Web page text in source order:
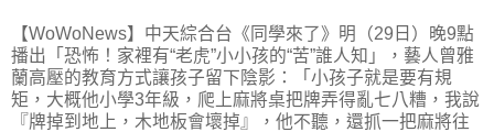
【WoWoNews】中天綜合台《同學來了》明（29日）晚9點
播出「恐怖！家裡有“老虎”小小孩的“苦”誰人知」，藝人曾雅
蘭高壓的教育方式讓孩子留下陰影：「小孩子就是要有規
矩，大概他小學3年級，爬上麻將桌把牌弄得亂七八糟，我說
『牌掉到地上，木地板會壞掉』，他不聽，還抓一把麻將往